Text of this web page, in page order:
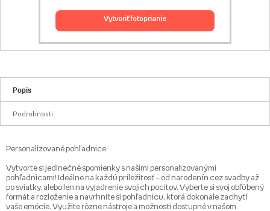
vytvoriť fotoprianie
Popis
Podrobnosti
Personalizované pohľadnice
Vytvorte si jedinečné spomienky s našimi personalizovanými
pohľadnicami! Ideálne na každú príležitosť – od narodenín cez svadby až
po sviatky, alebo len na vyjadrenie svojich pocitov. Vyberte si svoj obľúbený
formát a rozloženie a navrhnite si pohľadnicu, ktorá dokonale zachytí
vaše emócie. Využite rôzne nástroje a možnosti dostupné v našom